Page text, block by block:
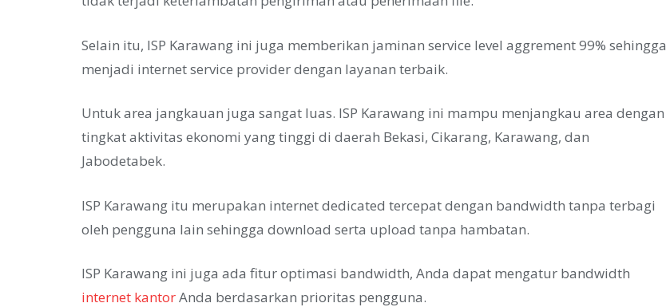
Selain itu, ISP Karawang ini juga memberikan jaminan service level aggrement 99% sehingga
menjadi internet service provider dengan layanan terbaik.
Untuk area jangkauan juga sangat luas. ISP Karawang ini mampu menjangkau area dengan
tingkat aktivitas ekonomi yang tinggi di daerah Bekasi, Cikarang, Karawang, dan
Jabodetabek.
ISP Karawang itu merupakan internet dedicated tercepat dengan bandwidth tanpa terbagi
oleh pengguna lain sehingga download serta upload tanpa hambatan.
ISP Karawang ini juga ada fitur optimasi bandwidth, Anda dapat mengatur bandwidth
internet kantorAnda berdasarkan prioritas pengguna.